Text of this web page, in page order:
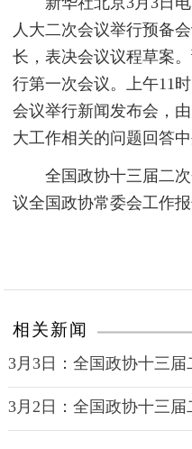
人大二次会议举行预备
长，表决会议议程草案
行第一次会议。上午11
会议举行新闻发布会，
大工作相关的问题回答中
全国政协十三届二次
议全国政协常委会工作
相关新闻
3月3日：全国政协十三
3月2日：全国政协十三